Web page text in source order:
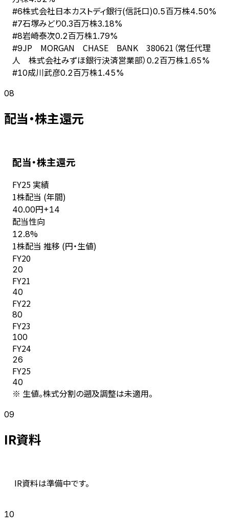
#6株式会社日本カストディ銀行(信託口)0.5百万株4.50%
#7石塚みどり0.3百万株3.18%
#8岩崎泰次0.2百万株1.79%
#9JP MORGAN CHASE BANK 380621（常任代理
人 株式会社みずほ銀行決済営業部） 0.2百万株1.65%
#10成川武彦0.2百万株1.45%
08
配当・株主還元
配当・株主還元
FY25 実績
1株配当 (年間)
40.00円+14
配当性向
12.8%
1株配当 推移 (円・生値)
FY20
20
FY21
40
FY22
80
FY23
100
FY24
26
FY25
40
※ 生値。株式分割の遡及調整は未適用。
09
IR資料
IR資料は準備中です。
10